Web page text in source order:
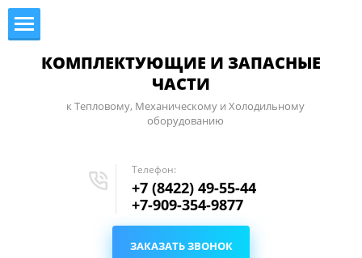
КОМПЛЕКТУЮЩИЕ И ЗАПАСНЫЕ
ЧАСТИ
к Тепловому, Механическому и Холодильному
оборудованию
Телефон:
+7 (8422) 49-55-44
+7-909-354-9877
ЗАКАЗАТЬ ЗВОНОК